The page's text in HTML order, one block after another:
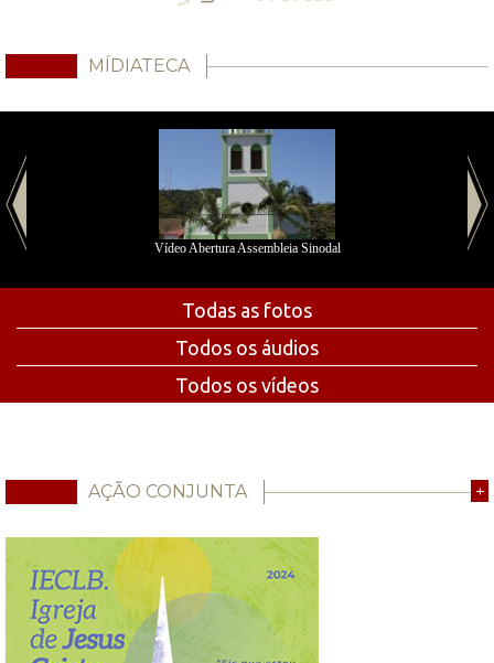
MÍDIATECA
Vídeo Abertura Assembleia Sinodal
Todas as fotos
Todos os áudios
Todos os vídeos
AÇÃO CONJUNTA +